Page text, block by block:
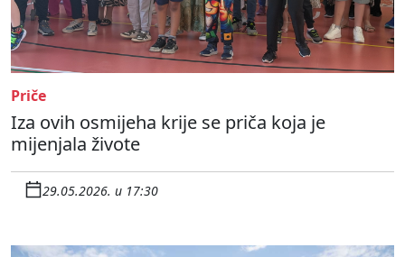
Priče
Iza ovih osmijeha krije se priča koja je
mijenjala živote
29.05.2026. u 17:30